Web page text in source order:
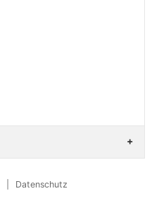
Datenschutz